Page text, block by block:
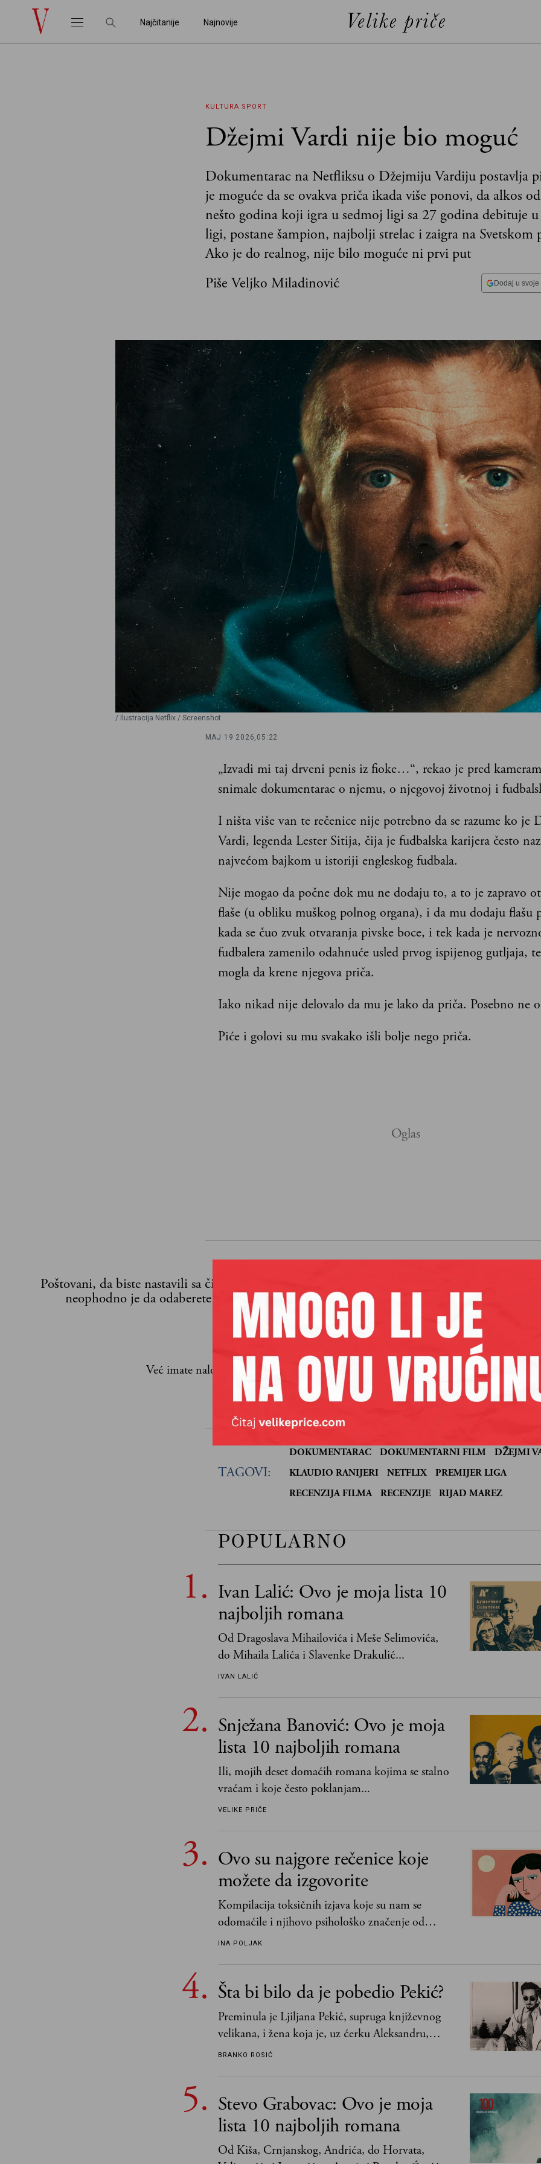
Najčitanije Najnovije
KULTURA SPORT
Džejmi Vardi nije bio moguć
Dokumentarac na Netfliksu o Džejmiju Vardiju postavlja
je moguće da se ovakva priča ikada više ponovi, da alkos
nešto godina koji igra u sedmoj ligi sa 27 godina debituje
ligi, postane šampion, najbolji strelac i zaigra na Svetskom
Ako je do realnog, nije bilo moguće ni prvi put
Piše Veljko Miladinović
Dodaj u
/ Ilustracija Netflix / Screenshot
MAJ 19 2026, 05:22
„Izvadi mi taj drveni penis iz fioke…“, rekao je pred
snimale dokumentarac o njemu, o njegovoj životnoj i
I ništa više van te rečenice nije potrebno da se razume ko je
Vardi, legenda Lester Sitija, čija je fudbalska karijera često
najvećom bajkom u istoriji engleskog fudbala.
Nije mogao da počne dok mu ne dodaju to, a to je zapravo
flaše (u obliku muškog polnog organa), i da mu dodaju flašu
kada se čuo zvuk otvaranja pivske boce, i tek kada je
fudbalera zamenilo odahnuće usled prvog ispijenog gutljaja,
mogla da krene njegova priča.
Iako nikad nije delovalo da mu je lako da priča. Posebno ne
Piće i golovi su mu svakako išli bolje nego priča.
Poštovani, da biste nastavili sa čitanjem naših premium sadržaja,
neophodno je da odaberete jedan od planova pretplate.
Pretplata
Već imate nalog? Ulogujte se
Veljko Miladinović je izvršni urednik Velikih priča
TAGOVI:
DOKUMENTARAC DOKUMENTARNI FILM
DŽEJMI
KLAUDIO RANIJERI
NETFLIX
PREMIJER LIGA
RECENZIJA FILMA
RECENZIJE RIJAD MAREZ
POPULARNO
Ivan Lalić: Ovo je moja lista 10
najboljih romana
Od Dragoslava Mihailovića i Meše Selimovića,
do Mihaila Lalića i Slavenke Drakulić...
IVAN LALIĆ
Snježana Banović: Ovo je moja
lista 10 najboljih romana
Ili, mojih deset domaćih romana kojima se stalno
vraćam i koje često poklanjam...
VELIKE PRIČE
Ovo su najgore rečenice koje
možete da izgovorite
Kompilacija toksičnih izjava koje su nam se
odomaćile i njihovo psihološko značenje od
„Biće ti bolje bez mene“ do „Sve se dešava sa
INA POLJAK
Šta bi bilo da je pobedio Pekić?
Preminula je Ljiljana Pekić, supruga književnog
velikana, i žena koja je, uz ćerku Aleksandru,
vodila računa o zaostavštini pisca. Ovu priču o
upravo one koje su Borislava Pekića najbolje
poznavale
BRANKO ROSIĆ
Stevo Grabovac: Ovo je moja
lista 10 najboljih romana
Od Kiša, Crnjanskog, Andrića, do Horvata,